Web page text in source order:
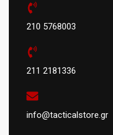
210 5768003
211 2181336
info@tacticalstore.gr